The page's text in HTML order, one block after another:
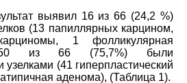
выявил 16 из 66 (24,2 %)
(13 папиллярных карцином,
1 фолликулярная
из 66 (75,7%) были
(41 гиперпластический
аденома), (Таблица 1).